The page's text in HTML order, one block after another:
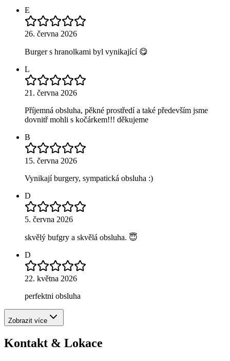
E
26. června 2026
Burger s hranolkami byl vynikající 😋
L
21. června 2026
Příjemná obsluha, pěkné prostředí a také především jsme
dovnitř mohli s kočárkem!!! děkujeme
B
15. června 2026
Vynikají burgery, sympatická obsluha :)
D
5. června 2026
skvělý bufgry a skvělá obsluha. 😇
D
22. května 2026
perfektni obsluha
Zobrazit více
Kontakt & Lokace